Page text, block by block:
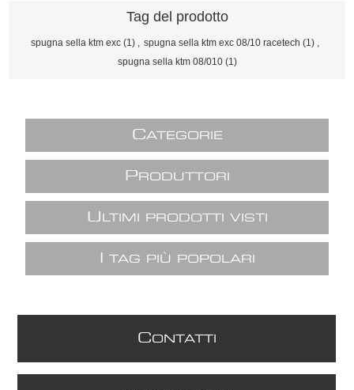
Tag del prodotto
spugna sella ktm exc (1) , spugna sella ktm exc 08/10 racetech (1) ,
spugna sella ktm 08/010 (1)
CATEGORIE
P RODUTTORI
U LTIMI PRODOTTI VISTI
TAG PIÙ POPOLARI
CONTATTI